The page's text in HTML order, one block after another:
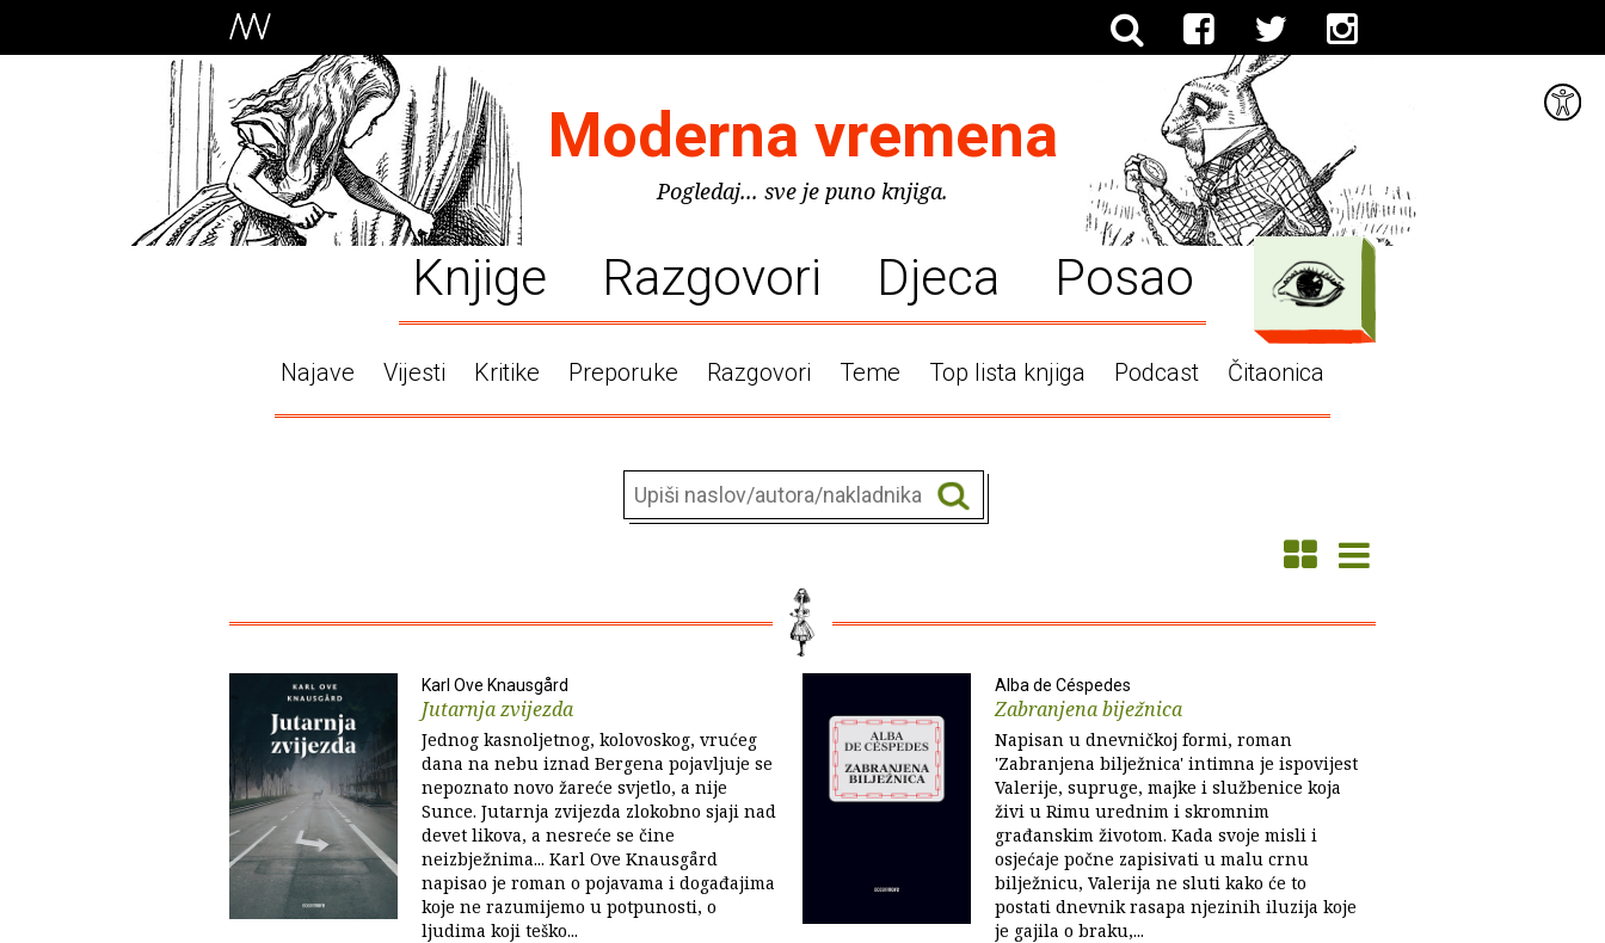
Moderna vremena
Pogledaj... sve je puno knjiga.
Knjige Razgovori Djeca Posao
Najave Vijesti Kritike Preporuke Razgovori Teme Top lista knjiga Podcast Čitaonica
Karl Ove Knausgård
Jutarnja zvijezda
Jednog kasnoljetnog, kolovoskog, vrućeg
dana na nebu iznad Bergena pojavljuje se
nepoznato novo žareće svjetlo, a nije
Sunce. Jutarnja zvijezda zlokobno sjaji nad
devet likova, a nesreće se čine
neizbježnima... Karl Ove Knausgård
napisao je roman o pojavama i događajima
koje ne razumijemo u potpunosti, o
ljudima koji teško...
Alba de Céspedes
Zabranjena biježnica
Napisan u dnevničkoj formi, roman
'Zabranjena bilježnica' intimna je ispovijest
Valerije, supruge, majke i službenice koja
živi u Rimu urednim i skromnim
građanskim životom. Kada svoje misli i
osjećaje počne zapisivati u malu crnu
bilježnicu, Valerija ne sluti kako će to
postati dnevnik rasapa njezinih iluzija koje
je gajila o braku,...